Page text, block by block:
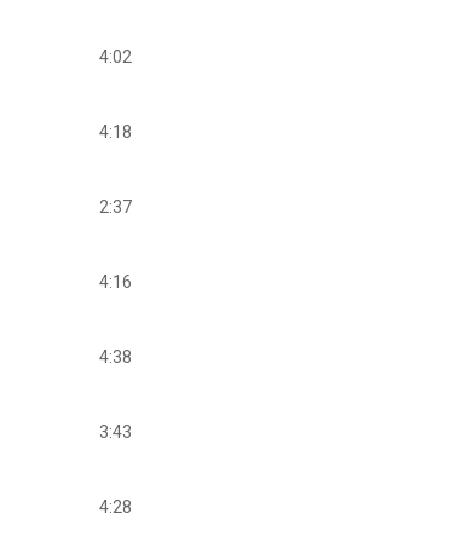
4:02
4:18
2:37
4:16
4:38
3:43
4:28